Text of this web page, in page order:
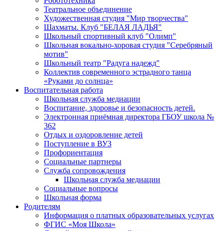
Театральное объединение
Художественная студия "Мир творчества"
Шахматы. Клуб "БЕЛАЯ ЛАДЬЯ"
Школьный спортивный клуб "Олимп"
Школьная вокально-хоровая студия "Серебряный
мотив"
Школьный театр "Радуга надежд"
Коллектив современного эстрадного танца
«Руками до солнца»
Воспитательная работа
Школьная служба медиации
Воспитание, здоровье и безопасность детей.
Электронная приёмная директора ГБОУ школа №
362
Отдых и оздоровление детей
Поступление в ВУЗ
Профориентация
Социальные партнеры
Служба сопровождения
Школьная служба медиации
Социальные вопросы
Школьная форма
Родителям
Информация о платных образовательных услугах
ФГИС «Моя Школа»